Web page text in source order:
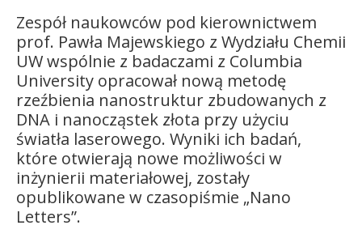
Zespół naukowców pod kierownictwem
prof. Pawła Majewskiego z Wydziału Chemii
UW wspólnie z badaczami z Columbia
University opracował nową metodę
rzeźbienia nanostruktur zbudowanych z
DNA i nanocząstek złota przy użyciu
światła laserowego. Wyniki ich badań,
które otwierają nowe możliwości w
inżynierii materiałowej, zostały
opublikowane w czasopiśmie „Nano
Letters”.